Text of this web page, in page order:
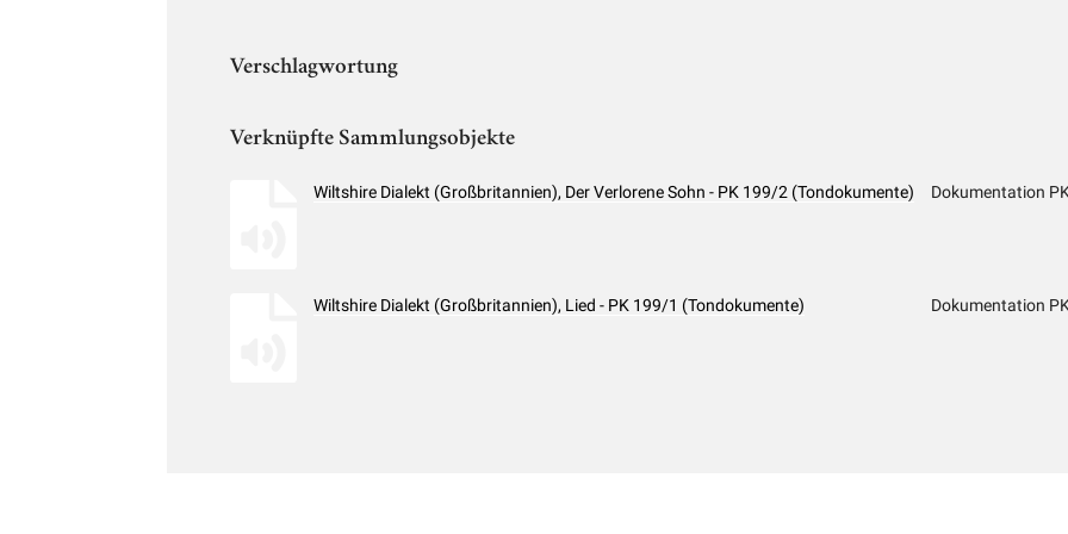
Verschlagwortung
Verknüpfte Sammlungsobjekte
Wiltshire Dialekt (Großbritannien), Der Verlorene Sohn - PK 199/2 (Tondokumente) Dokumentation
Wiltshire Dialekt (Großbritannien), Lied - PK 199/1 (Tondokumente) Dokumentation